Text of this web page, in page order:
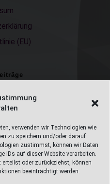
verwenden wir Technologien wie
zu speichern und/oder darauf
zustimmst, können wir Daten
IDs auf dieser Website verarbeiten.
oder zurückziehst, können
beeinträchtigt werden.
(EU)
Moment
was ;-)
2026